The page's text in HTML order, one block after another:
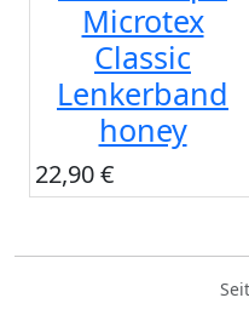
Microtex
Classic
Lenkerband
honey
22,90 €